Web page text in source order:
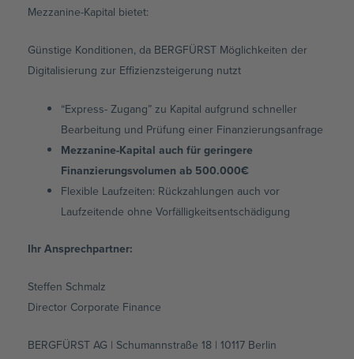
Mezzanine-Kapital bietet:
Günstige Konditionen, da BERGFÜRST Möglichkeiten der
Digitalisierung zur Effizienzsteigerung nutzt
“Express- Zugang” zu Kapital aufgrund schneller
Bearbeitung und Prüfung einer Finanzierungsanfrage
Mezzanine-Kapital auch für geringere
Finanzierungsvolumen ab 500.000€
Flexible Laufzeiten: Rückzahlungen auch vor
Laufzeitende ohne Vorfälligkeitsentschädigung
Ihr Ansprechpartner:
Steffen Schmalz
Director Corporate Finance
BERGFÜRST AG | Schumannstraße 18 | 10117 Berlin